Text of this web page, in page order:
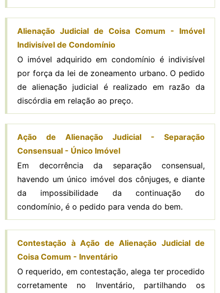
Alienação Judicial de Coisa Comum - Imóvel
Indivisível de Condomínio
O imóvel adquirido em condomínio é indivisível
por força da lei de zoneamento urbano. O pedido
de alienação judicial é realizado em razão da
discórdia em relação ao preço.
Ação de Alienação Judicial - Separação
Consensual - Único Imóvel
Em decorrência da separação consensual,
havendo um único imóvel dos cônjuges, e diante
da impossibilidade da continuação do
condomínio, é o pedido para venda do bem.
Contestação à Ação de Alienação Judicial de
Coisa Comum - Inventário
O requerido, em contestação, alega ter procedido
corretamente no Inventário, partilhando os